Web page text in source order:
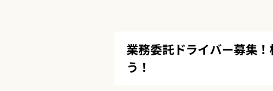
業務委託ドライバー募集
う！